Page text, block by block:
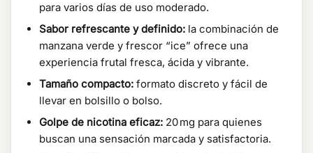
para varios días de uso moderado.
Sabor refrescante y definido: la combinación de
manzana verde y frescor “ice” ofrece una
experiencia frutal fresca, ácida y vibrante.
Tamaño compacto: formato discreto y fácil de
llevar en bolsillo o bolso.
Golpe de nicotina eficaz: 20 mg para quienes
buscan una sensación marcada y satisfactoria.